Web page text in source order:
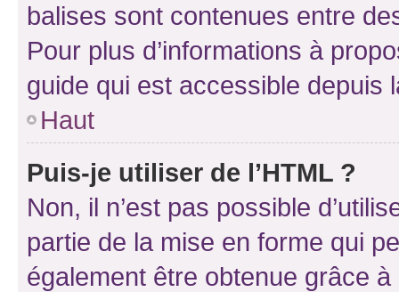
balises sont contenues entre
Pour plus d’informations à
guide qui est accessible depuis
Haut
Puis-je utiliser de l’HTML ?
Non, il n’est pas possible
partie de la mise en forme qui
également être obtenue grâce à